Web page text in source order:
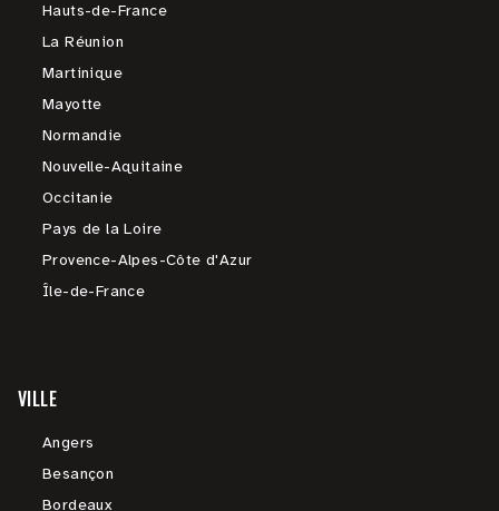
Hauts-de-France
La Réunion
Martinique
Mayotte
Normandie
Nouvelle-Aquitaine
Occitanie
Pays de la Loire
Provence-Alpes-Côte d'Azur
Île-de-France
VILLE
Angers
Besançon
Bordeaux